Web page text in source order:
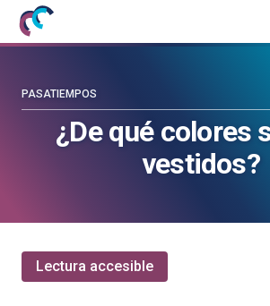
Mujeres
con
la
blog
la
¿De qué colores
vestidos?
PASATIEMPOS
Lectura accesible